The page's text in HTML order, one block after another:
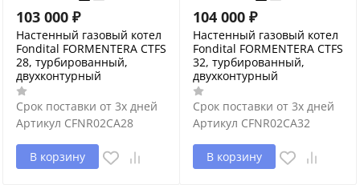
103 000 ₽
Настенный газовый котел
Fondital FORMENTERA CTFS
28, турбированный,
двухконтурный
Срок поставки от 3х дней
Артикул CFNR02CA28
В корзину
104 000 ₽
Настенный газовый котел
Fondital FORMENTERA CTFS
32, турбированный,
двухконтурный
Срок поставки от 3х дней
Артикул CFNR02CA32
В корзину